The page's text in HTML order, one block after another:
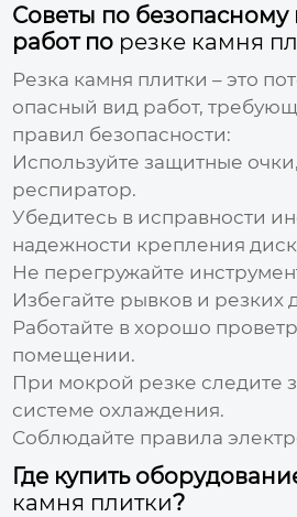
Советы по
работ по резке камня
Резка камня плитки – это
опасный вид работ,
правил безопасности:
Используйте защитные
респиратор.
Убедитесь в исправности
надежности крепления
Не перегружайте
Избегайте рывков и резких
Работайте в хорошо
помещении.
При мокрой резке следите
системе охлаждения.
Соблюдайте правила
Где купить
камня плитки?